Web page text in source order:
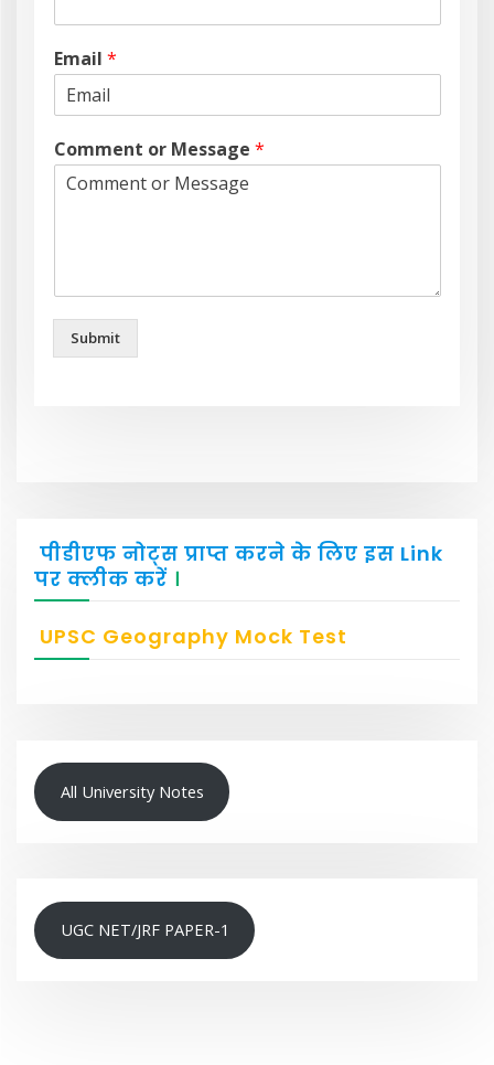
Email *
Comment or Message *
Submit
पीडीएफ नोट्स प्राप्त करने के लिए इस Link
पर क्लीक करें ।
UPSC Geography Mock Test
All University Notes
UGC NET/JRF PAPER-1